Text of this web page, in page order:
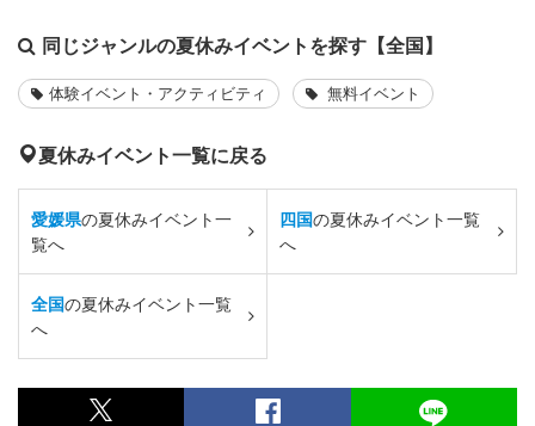
同じジャンルの夏休みイベントを探す【全国】
体験イベント・アクティビティ 無料イベント
夏休みイベント一覧に戻る
愛媛県の夏休みイベント一
覧へ
四国の夏休みイベント一覧
へ
全国の夏休みイベント一覧
へ